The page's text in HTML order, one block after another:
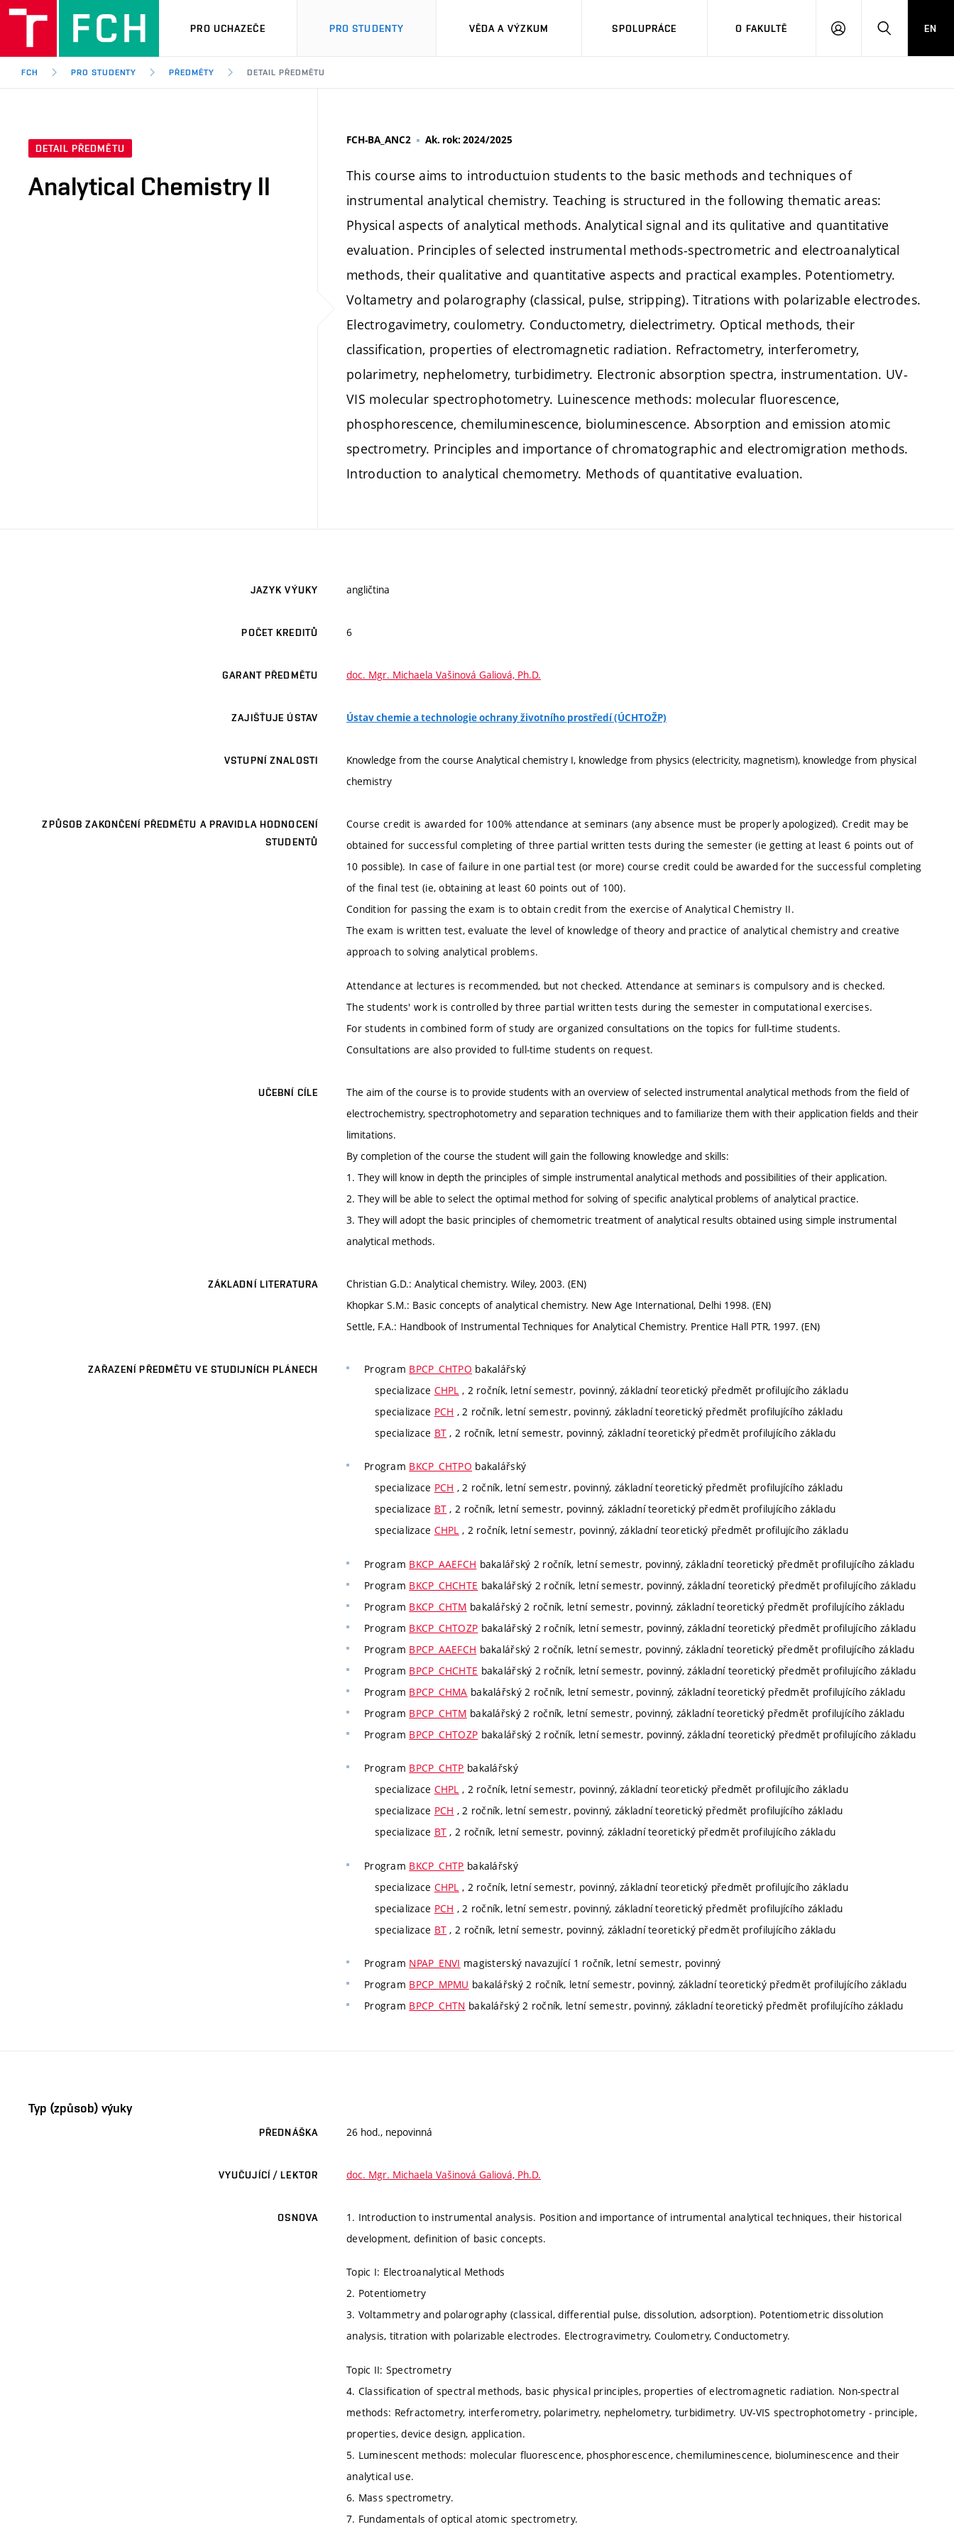
PRO UCHAZEČE PRO STUDENTY VĚDA A VÝZKUM SPOLUPRÁCE O FAKULTĚ
PŘIHLÁSITHLEDAT
EN
FCH PRO STUDENTY PŘEDMĚTY DETAIL PŘEDMĚTU
DETAIL PŘEDMĚTU
Analytical Chemistry II
FCH-BA_ANC2 Ak. rok: 2024/2025
This course aims to introductuion students to the basic methods and techniques of
instrumental analytical chemistry. Teaching is structured in the following thematic areas:
Physical aspects of analytical methods. Analytical signal and its qulitative and quantitative
evaluation. Principles of selected instrumental methods-spectrometric and electroanalytical
methods, their qualitative and quantitative aspects and practical examples. Potentiometry.
Voltametry and polarography (classical, pulse, stripping). Titrations with polarizable electrodes.
Electrogavimetry, coulometry. Conductometry, dielectrimetry. Optical methods, their
classification, properties of electromagnetic radiation. Refractometry, interferometry,
polarimetry, nephelometry, turbidimetry. Electronic absorption spectra, instrumentation. UV-
VIS molecular spectrophotometry. Luinescence methods: molecular fluorescence,
phosphorescence, chemiluminescence, bioluminescence. Absorption and emission atomic
spectrometry. Principles and importance of chromatographic and electromigration methods.
Introduction to analytical chemometry. Methods of quantitative evaluation.
JAZYK VÝUKY angličtina
POČET KREDITŮ 6
GARANT PŘEDMĚTU doc. Mgr. Michaela Vašinová Galiová, Ph.D.
ZAJIŠŤUJE ÚSTAV Ústav chemie a technologie ochrany životního prostředí (ÚCHTOŽP)
VSTUPNÍ ZNALOSTI
Knowledge from the course Analytical chemistry I, knowledge from physics (electricity, magnetism), knowledge from physical
chemistry
ZPŮSOB ZAKONČENÍ PŘEDMĚTU A PRAVIDLA HODNOCENÍ
STUDENTŮ
Course credit is awarded for 100% attendance at seminars (any absence must be properly apologized). Credit may be
obtained for successful completing of three partial written tests during the semester (ie getting at least 6 points out of
10 possible). In case of failure in one partial test (or more) course credit could be awarded for the successful completing
of the final test (ie, obtaining at least 60 points out of 100).
Condition for passing the exam is to obtain credit from the exercise of Analytical Chemistry II.
The exam is written test, evaluate the level of knowledge of theory and practice of analytical chemistry and creative
approach to solving analytical problems.
Attendance at lectures is recommended, but not checked. Attendance at seminars is compulsory and is checked.
The students' work is controlled by three partial written tests during the semester in computational exercises.
For students in combined form of study are organized consultations on the topics for full-time students.
Consultations are also provided to full-time students on request.
UČEBNÍ CÍLE
The aim of the course is to provide students with an overview of selected instrumental analytical methods from the field of
electrochemistry, spectrophotometry and separation techniques and to familiarize them with their application fields and their
limitations.
By completion of the course the student will gain the following knowledge and skills:
1. They will know in depth the principles of simple instrumental analytical methods and possibilities of their application.
2. They will be able to select the optimal method for solving of specific analytical problems of analytical practice.
3. They will adopt the basic principles of chemometric treatment of analytical results obtained using simple instrumental
analytical methods.
ZÁKLADNÍ LITERATURA
Christian G.D.: Analytical chemistry. Wiley, 2003. (EN)
Khopkar S.M.: Basic concepts of analytical chemistry. New Age International, Delhi 1998. (EN)
Settle, F.A.: Handbook of Instrumental Techniques for Analytical Chemistry. Prentice Hall PTR, 1997. (EN)
ZAŘAZENÍ PŘEDMĚTU VE STUDIJNÍCH PLÁNECH Program BPCP_CHTPO bakalářský
specializace CHPL , 2 ročník, letní semestr, povinný, základní teoretický předmět profilujícího základu
specializace PCH , 2 ročník, letní semestr, povinný, základní teoretický předmět profilujícího základu
specializace BT , 2 ročník, letní semestr, povinný, základní teoretický předmět profilujícího základu
Program BKCP_CHTPO bakalářský
specializace PCH , 2 ročník, letní semestr, povinný, základní teoretický předmět profilujícího základu
specializace BT , 2 ročník, letní semestr, povinný, základní teoretický předmět profilujícího základu
specializace CHPL , 2 ročník, letní semestr, povinný, základní teoretický předmět profilujícího základu
Program BKCP_AAEFCH bakalářský 2 ročník, letní semestr, povinný, základní teoretický předmět profilujícího základu
Program BKCP_CHCHTE bakalářský 2 ročník, letní semestr, povinný, základní teoretický předmět profilujícího základu
Program BKCP_CHTM bakalářský 2 ročník, letní semestr, povinný, základní teoretický předmět profilujícího základu
Program BKCP_CHTOZP bakalářský 2 ročník, letní semestr, povinný, základní teoretický předmět profilujícího základu
Program BPCP_AAEFCH bakalářský 2 ročník, letní semestr, povinný, základní teoretický předmět profilujícího základu
Program BPCP_CHCHTE bakalářský 2 ročník, letní semestr, povinný, základní teoretický předmět profilujícího základu
Program BPCP_CHMA bakalářský 2 ročník, letní semestr, povinný, základní teoretický předmět profilujícího základu
Program BPCP_CHTM bakalářský 2 ročník, letní semestr, povinný, základní teoretický předmět profilujícího základu
Program BPCP_CHTOZP bakalářský 2 ročník, letní semestr, povinný, základní teoretický předmět profilujícího základu
Program BPCP_CHTP bakalářský
specializace CHPL , 2 ročník, letní semestr, povinný, základní teoretický předmět profilujícího základu
specializace PCH , 2 ročník, letní semestr, povinný, základní teoretický předmět profilujícího základu
specializace BT , 2 ročník, letní semestr, povinný, základní teoretický předmět profilujícího základu
Program BKCP_CHTP bakalářský
specializace CHPL , 2 ročník, letní semestr, povinný, základní teoretický předmět profilujícího základu
specializace PCH , 2 ročník, letní semestr, povinný, základní teoretický předmět profilujícího základu
specializace BT , 2 ročník, letní semestr, povinný, základní teoretický předmět profilujícího základu
Program NPAP_ENVI magisterský navazující 1 ročník, letní semestr, povinný
Program BPCP_MPMU bakalářský 2 ročník, letní semestr, povinný, základní teoretický předmět profilujícího základu
Program BPCP_CHTN bakalářský 2 ročník, letní semestr, povinný, základní teoretický předmět profilujícího základu
Typ (způsob) výuky
PŘEDNÁŠKA 26 hod., nepovinná
VYUČUJÍCÍ / LEKTOR doc. Mgr. Michaela Vašinová Galiová, Ph.D.
OSNOVA
1. Introduction to instrumental analysis. Position and importance of intrumental analytical techniques, their historical
development, definition of basic concepts.
Topic I: Electroanalytical Methods
2. Potentiometry
3. Voltammetry and polarography (classical, differential pulse, dissolution, adsorption). Potentiometric dissolution
analysis, titration with polarizable electrodes. Electrogravimetry, Coulometry, Conductometry.
Topic II: Spectrometry
4. Classification of spectral methods, basic physical principles, properties of electromagnetic radiation. Non-spectral
methods: Refractometry, interferometry, polarimetry, nephelometry, turbidimetry. UV-VIS spectrophotometry - principle,
properties, device design, application.
5. Luminescent methods: molecular fluorescence, phosphorescence, chemiluminescence, bioluminescence and their
analytical use.
6. Mass spectrometry.
7. Fundamentals of optical atomic spectrometry.